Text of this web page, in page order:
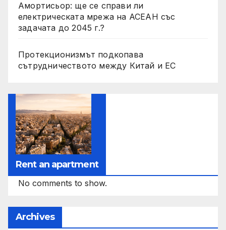
Амортисьор: ще се справи ли
електрическата мрежа на АСЕАН със
задачата до 2045 г.?
Протекционизмът подкопава
сътрудничеството между Китай и ЕС
Rent an apartment
No comments to show.
Archives